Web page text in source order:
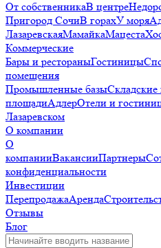
От собственникаВ центре
Пригород СочиВ горахУ моря
ЛазаревскаяМамайкаМацеста
Коммерческие
Бары и рестораныГостиницы
помещения
Промышленные базы
площадиАдлерОтели и
Лазаревском
О компании
О
компанииВакансииПартнеры
конфиденциальности
Инвестиции
ПерепродажаАренда
Отзывы
Блог